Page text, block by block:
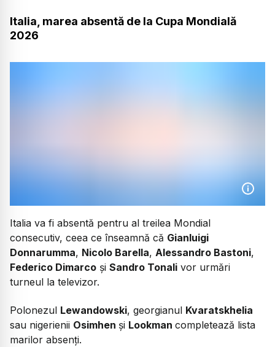
Italia, marea absentă de la Cupa Mondială
2026
Italia va fi absentă pentru al treilea Mondial
consecutiv, ceea ce înseamnă că Gianluigi
Donnarumma, Nicolo Barella, Alessandro Bastoni,
Federico Dimarco și Sandro Tonali vor urmări
turneul la televizor.
Polonezul Lewandowski, georgianul Kvaratskhelia
sau nigerienii Osimhen și Lookman completează lista
marilor absenți.